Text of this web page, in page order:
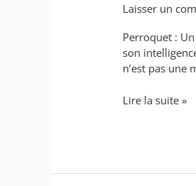
Laisser un
Perroquet :
son
n’est pas une
Lire la suite »